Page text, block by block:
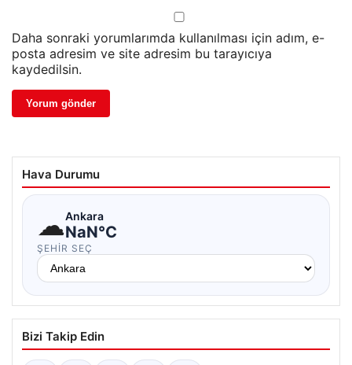
Daha sonraki yorumlarımda kullanılması için adım, e-
posta adresim ve site adresim bu tarayıcıya
kaydedilsin.
Hava Durumu
☁Ankara
NaN°C
ŞEHIR SEÇ
Bizi Takip Edin